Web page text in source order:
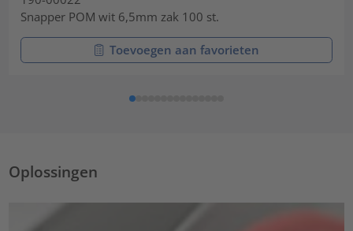
Snapper POM wit 6,5mm zak 100 st.
Toevoegen aan favorieten
Oplossingen